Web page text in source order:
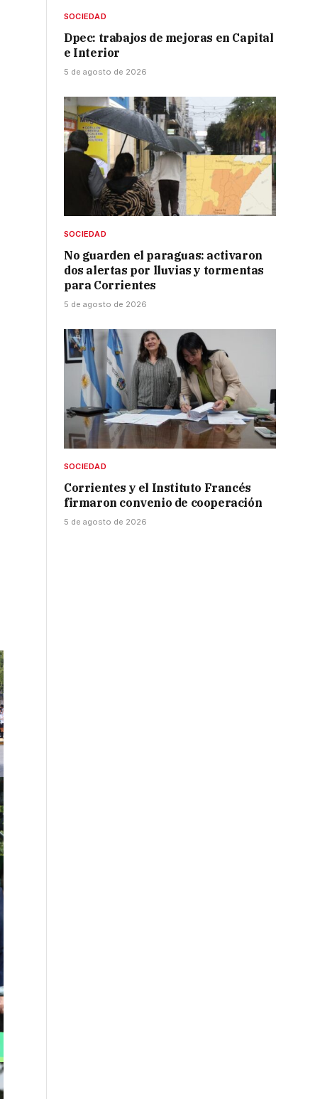
SOCIEDAD
Dpec: trabajos de mejoras en Capital
e Interior
5 de agosto de 2026
SOCIEDAD
No guarden el paraguas: activaron
dos alertas por lluvias y tormentas
para Corrientes
5 de agosto de 2026
SOCIEDAD
Corrientes y el Instituto Francés
firmaron convenio de cooperación
5 de agosto de 2026